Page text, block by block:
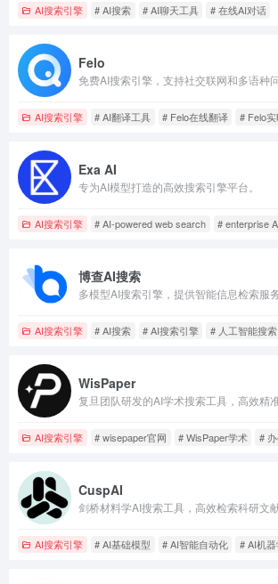
AI搜索引擎 # AI搜索 # AI聊天工具 # 在线AI对话
Felo
免费AI搜索引擎，支持社交联网和多语种问
AI搜索引擎 # AI翻译工具 # Felo在线翻译 # Felo
Exa AI
专为AI模型打造的高效搜索引擎平台。
AI搜索引擎 # AI-powered web search # enterprise
博查AI搜索
多模型AI搜索引擎，提供智能信息检索服务
AI搜索引擎 # AI搜索 # AI搜索引擎 # 人工智能搜索
WisPaper
复旦团队研发的AI学术搜索工具，高效精
AI搜索引擎 # wisepaper官网 # WisPaper学术 #
CuspAI
剑桥材料学AI搜索工具，高效检索科研文献
AI搜索引擎 # AI基础模型 # AI智能自动化 # AI机